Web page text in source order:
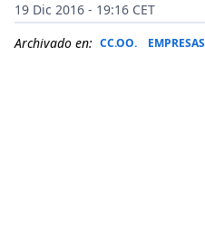
19 Dic 2016 - 19:16 CET
Archivado en: CC.OO. EMPRESAS